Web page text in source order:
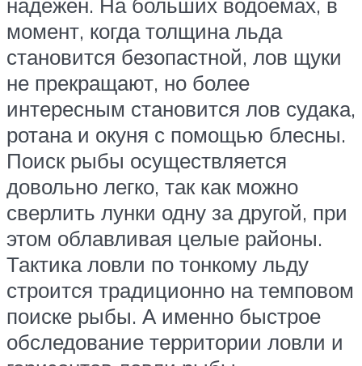
момент, когда толщина льда
становится безопастной, лов щуки
не прекращают, но более
интересным становится лов судака,
ротана и окуня с помощью блесны.
Поиск рыбы осуществляется
довольно легко, так как можно
сверлить лунки одну за другой, при
этом облавливая целые районы.
Тактика ловли по тонкому льду
строится традиционно на темповом
поиске рыбы. А именно быстрое
обследование территории ловли и